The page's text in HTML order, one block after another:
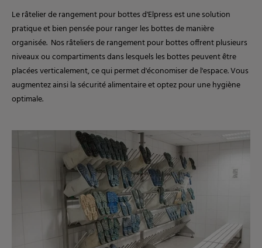
Le râtelier de rangement pour bottes d'Elpress est une solution
pratique et bien pensée pour ranger les bottes de manière
organisée. Nos râteliers de rangement pour bottes offrent plusieurs
niveaux ou compartiments dans lesquels les bottes peuvent être
placées verticalement, ce qui permet d'économiser de l'espace. Vous
augmentez ainsi la sécurité alimentaire et optez pour une hygiène
optimale.